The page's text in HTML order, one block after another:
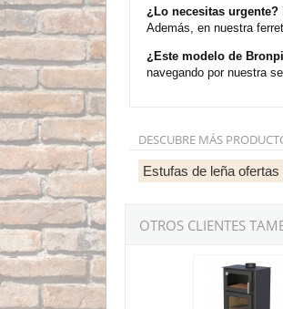
¿Lo necesitas urgente?
Además, en nuestra
¿Este modelo de
navegando por nuestra
DESCUBRE MÁS
Estufas de leña ofertas
OTROS CLIENTES